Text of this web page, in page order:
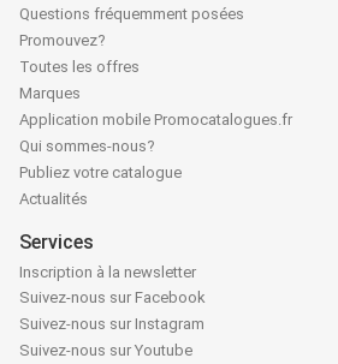
Questions fréquemment posées
Promouvez?
Toutes les offres
Marques
Application mobile Promocatalogues.fr
Qui sommes-nous?
Publiez votre catalogue
Actualités
Services
Inscription à la newsletter
Suivez-nous sur Facebook
Suivez-nous sur Instagram
Suivez-nous sur Youtube